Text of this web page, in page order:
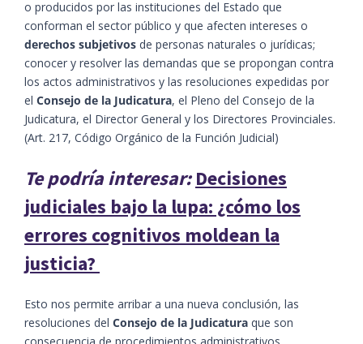
o producidos por las instituciones del Estado que
conforman el sector público y que afecten intereses o
derechos subjetivos de personas naturales o jurídicas;
conocer y resolver las demandas que se propongan contra
los actos administrativos y las resoluciones expedidas por
el Consejo de la Judicatura, el Pleno del Consejo de la
Judicatura, el Director General y los Directores Provinciales.
(Art. 217, Código Orgánico de la Función Judicial)
Te podría interesar: Decisiones
judiciales bajo la lupa: ¿cómo los
errores cognitivos moldean la
justicia?
Esto nos permite arribar a una nueva conclusión, las
resoluciones del Consejo de la Judicatura que son